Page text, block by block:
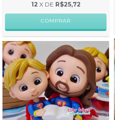
12 X DE R$25,72